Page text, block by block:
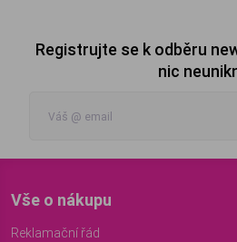
Registrujte se k odběru
nic
Vše o nákupu
Reklamační řád